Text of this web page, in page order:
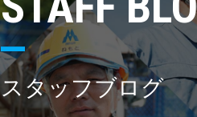
スタッフブログ